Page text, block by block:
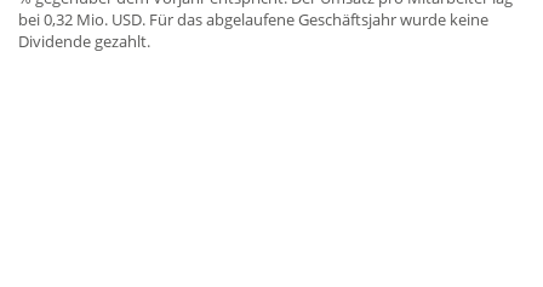
bei 0,32 Mio. USD. Für das abgelaufene Geschäftsjahr wurde keine
Dividende gezahlt.